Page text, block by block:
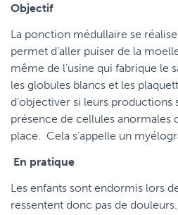
Objectif
La ponction médullaire se
permet d’aller puiser de la
même de l’usine qui fabrique le
les globules blancs et les
d’objectiver si leurs productions
présence de cellules anormales
place. Cela s’appelle un
En pratique
Les enfants sont endormis lors
ressentent donc pas de